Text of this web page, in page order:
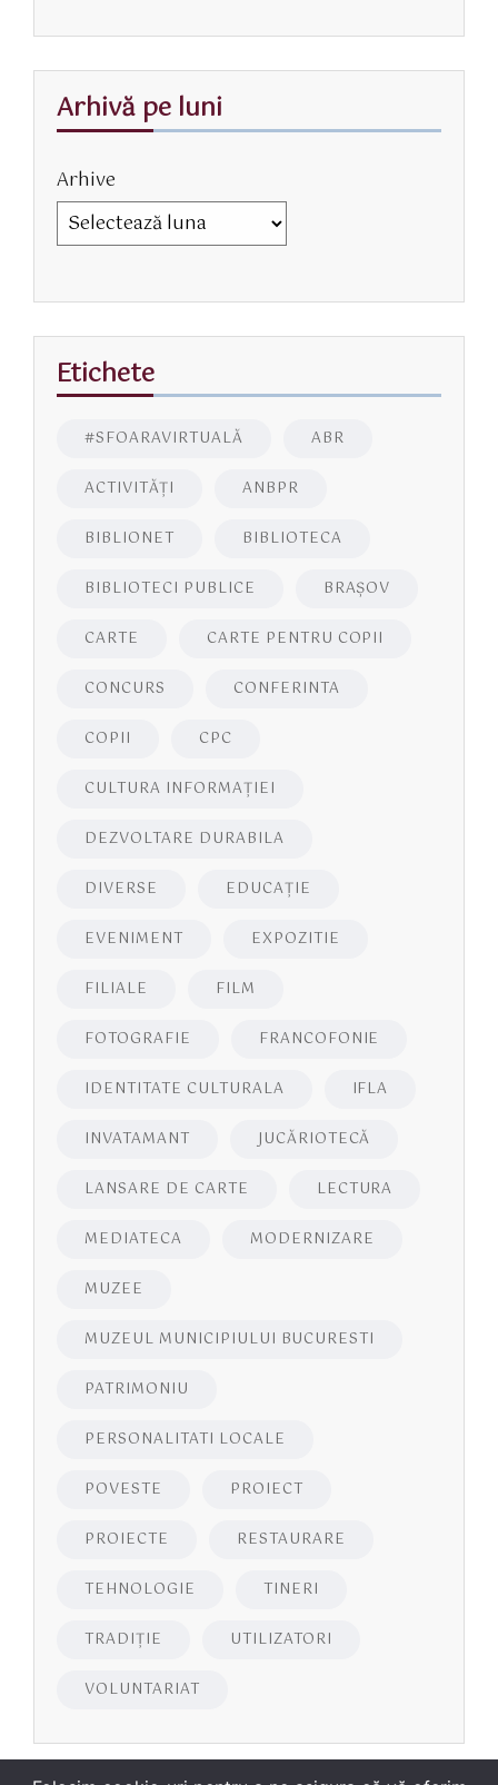
Arhivă pe luni
Arhive
Etichete
#SFOARAVIRTUALĂ ABR
ACTIVITĂŢI ANBPR
BIBLIONET BIBLIOTECA
BIBLIOTECI PUBLICE BRAŞOV
CARTE CARTE PENTRU COPII
CONCURS CONFERINTA
COPII CPC
CULTURA INFORMAŢIEI
DEZVOLTARE DURABILA
DIVERSE EDUCAŢIE
EVENIMENT EXPOZITIE
FILIALE FILM
FOTOGRAFIE FRANCOFONIE
IDENTITATE CULTURALA IFLA
INVATAMANT JUCĂRIOTECĂ
LANSARE DE CARTE LECTURA
MEDIATECA MODERNIZARE
MUZEE
MUZEUL MUNICIPIULUI BUCURESTI
PATRIMONIU
PERSONALITATI LOCALE
POVESTE PROIECT
PROIECTE RESTAURARE
TEHNOLOGIE TINERI
TRADIȚIE UTILIZATORI
VOLUNTARIAT